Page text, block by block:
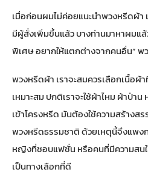
เมื่อก่อนผมไม่ค่อยแนะนำพวงหรีดผ้า
มีผู้สั่งเพิ่มขึ้นแล้ว บางท่านมาหาผมแ
พิเศษ อยากให้แตกต่างจากคนอื่น” พ
พวงหรีดผ้า เราจะสมควรเลือกเนื้อผ้
เหมาะสม ปกติเราจะใช้ผ้าไหม ผ้าป่า
เข้าโครงหรีด มันต้องใช้ความสร้างส
พวงหรีดธรรมชาติ ด้วยเหตุนี้จึงแพง
หญิงที่ชอบแฟชั่น หรือคนที่มีความสน
เป็นทางเลือกที่ดี